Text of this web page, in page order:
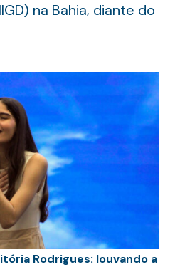
na Bahia, diante do
Rodrigues: louvando a